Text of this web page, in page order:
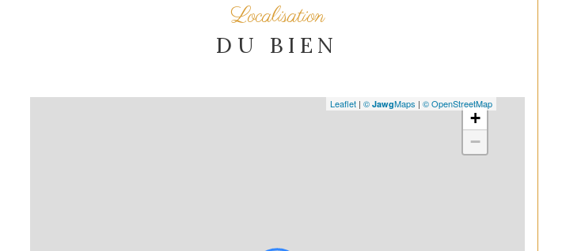
Localisation
DU BIEN
+
−
Leaflet| © JawgMaps | © OpenStreetMap